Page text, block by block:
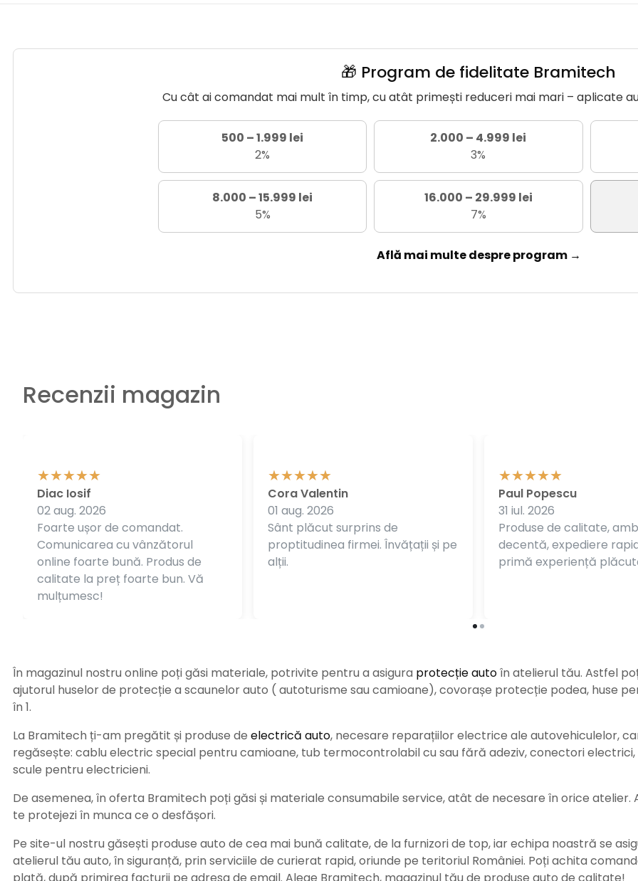
🎁 Program de fidelitate Bramitech
Cu cât ai comandat mai mult în timp, cu atât primești reduceri mai mari – aplicate
500 – 1.999 lei
2%
2.000 – 4.999 lei
3%
8.000 – 15.999 lei
5%
16.000 – 29.999 lei
7%
Află mai multe despre program →
Recenzii magazin
Foarte ușor de comandat.
Comunicarea cu vânzătorul
online foarte bună. Produs de
calitate la preț foarte bun. Vă
mulțumesc!
Diac Iosif
02 aug. 2026
Sânt plăcut surprins de
proptitudinea firmei. Învățații și pe
alții.
Cora Valentin
01 aug. 2026
Produse de calitate,
decentă, expediere
primă experiență
Paul Popescu
31 iul. 2026
În magazinul nostru online poți găsi materiale, potrivite pentru a asigura protecție autoîn atelierul tău. Astfel
ajutorul huselor de protecție a scaunelor auto ( autoturisme sau camioane), covorașe protecție podea, huse
în 1.
La Bramitech ți-am pregătit și produse de electrică auto, necesare reparațiilor electrice ale autovehiculelor,
regăsește: cablu electric special pentru camioane, tub termocontrolabil cu sau fără adeziv, conectori electrici,
scule pentru electricieni.
De asemenea, în oferta Bramitech poți găsi și materiale consumabile service, atât de necesare în orice atelier.
te protejezi în munca ce o desfășori.
Pe site-ul nostru găsești produse auto de cea mai bună calitate, de la furnizori de top, iar echipa noastră se
atelierul tău auto, în siguranță, prin serviciile de curierat rapid, oriunde pe teritoriul României. Poți achita